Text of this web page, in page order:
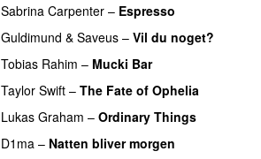
Sabrina Carpenter – Espresso
Guldimund & Saveus – Vil du noget?
Tobias Rahim – Mucki Bar
Taylor Swift – The Fate of Ophelia
Lukas Graham – Ordinary Things
D1ma – Natten bliver morgen